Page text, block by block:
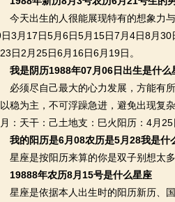
天出生的人很能展现特有的想象力与
日3月17日5月6日5月15日7月4日8月
日2月25日6月16日6月19日。
我是阴历1988年07月06日出生是什么
须尽自己最大的心力发展，方能有所
稳为主，不可浮躁急进，避免出现复
：天干：己土地支：巳火阳历：4月25
我的阳历是6月08农历是5月28我是什
座是按阳历来算的你是双子别想太多
19888年农历8月15号是什么星座
座是依据本人出生时的阳历新历、国